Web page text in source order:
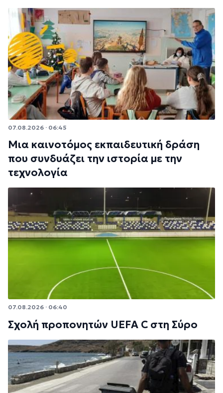
07.08.2026 · 06:45
Μια καινοτόμος εκπαιδευτική δράση
που συνδυάζει την ιστορία με την
τεχνολογία
07.08.2026 · 06:40
Σχολή προπονητών UEFA C στη Σύρο